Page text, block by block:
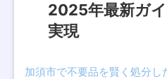
2025年最新ガ
実現
加須市で不要品を賢く処分し